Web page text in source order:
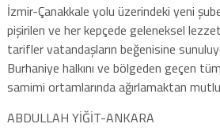
İzmir-Çanakkale yolu üzerindeki yeni
pişirilen ve her kepçede geleneksel
tarifler vatandaşların beğenisine
Burhaniye halkını ve bölgeden geçen
samimi ortamlarında ağırlamaktan
ABDULLAH YİĞİT-ANKARA